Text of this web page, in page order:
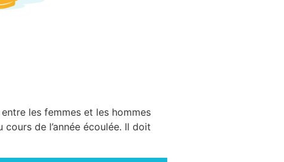
les femmes et les hommes
de l’année écoulée. Il doit